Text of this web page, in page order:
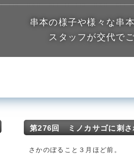
串本の様子や様々な串
スタッフが交代で
第276回 ミノカサゴに刺さ
さかのぼること３月ほど前。